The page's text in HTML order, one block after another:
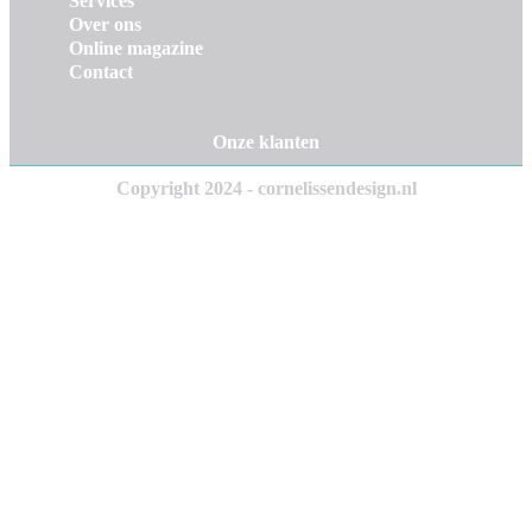
Over ons
Online magazine
Contact
Onze klanten
Copyright 2024 - cornelissendesign.nl